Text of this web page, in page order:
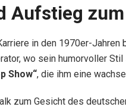
Aufstieg
in den 1970er-Jahren
wo sein humorvoller
Show“, die ihm eine
zum Gesicht des